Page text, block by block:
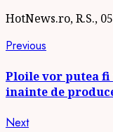
HotNews.ro, R.S.,
Continue
Reading
Previous
Ploile vor putea fi
inainte de
NextNext